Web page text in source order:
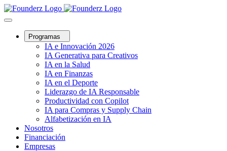
Programas
IA e Innovación 2026
IA Generativa para Creativos
IA en la Salud
IA en Finanzas
IA en el Deporte
Liderazgo de IA Responsable
Productividad con Copilot
IA para Compras y Supply Chain
Alfabetización en IA
Nosotros
Financiación
Empresas